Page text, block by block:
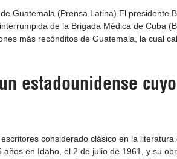
Guatemala (Prensa Latina) El presidente
de la Brigada Médica de Cuba
más recónditos de Guatemala, la cual
estadounidense
considerado clásico en la
años en Idaho, el 2 de julio de 1961, y su